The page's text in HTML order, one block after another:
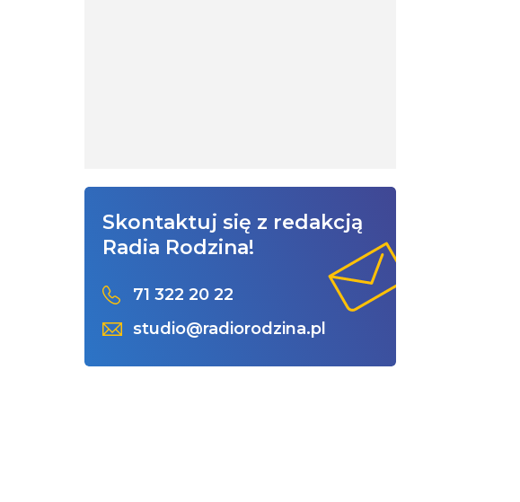
Skontaktuj się z redakcją
Radia Rodzina!
71 322 20 22
studio@radiorodzina.pl